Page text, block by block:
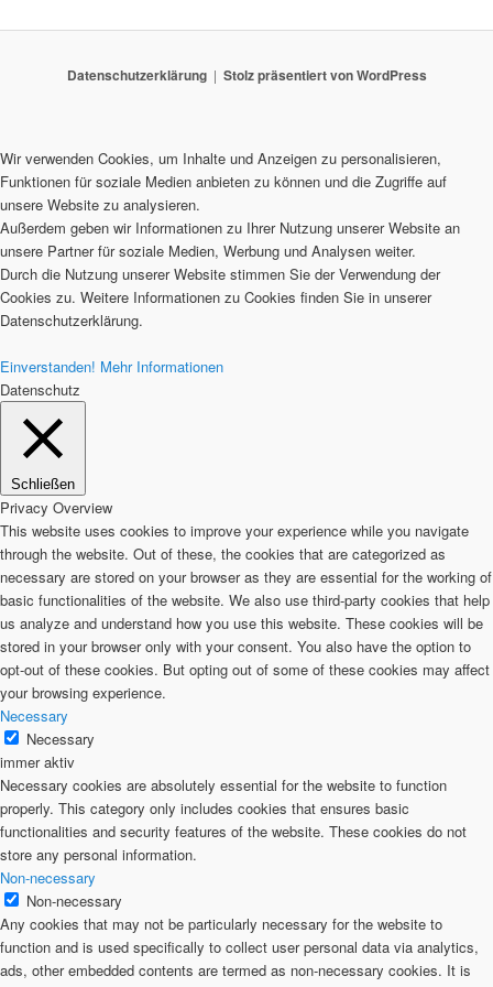
Datenschutzerklärung Stolz präsentiert von WordPress
Wir verwenden Cookies, um Inhalte und Anzeigen zu personalisieren,
Funktionen für soziale Medien anbieten zu können und die Zugriffe auf
unsere Website zu analysieren.
Außerdem geben wir Informationen zu Ihrer Nutzung unserer Website an
unsere Partner für soziale Medien, Werbung und Analysen weiter.
Durch die Nutzung unserer Website stimmen Sie der Verwendung der
Cookies zu. Weitere Informationen zu Cookies finden Sie in unserer
Datenschutzerklärung.
Einverstanden! Mehr Informationen
Datenschutz
Schließen
Privacy Overview
This website uses cookies to improve your experience while you navigate
through the website. Out of these, the cookies that are categorized as
necessary are stored on your browser as they are essential for the working of
basic functionalities of the website. We also use third-party cookies that help
us analyze and understand how you use this website. These cookies will be
stored in your browser only with your consent. You also have the option to
opt-out of these cookies. But opting out of some of these cookies may affect
your browsing experience.
Necessary
Necessary
immer aktiv
Necessary cookies are absolutely essential for the website to function
properly. This category only includes cookies that ensures basic
functionalities and security features of the website. These cookies do not
store any personal information.
Non-necessary
Non-necessary
Any cookies that may not be particularly necessary for the website to
function and is used specifically to collect user personal data via analytics,
ads, other embedded contents are termed as non-necessary cookies. It is